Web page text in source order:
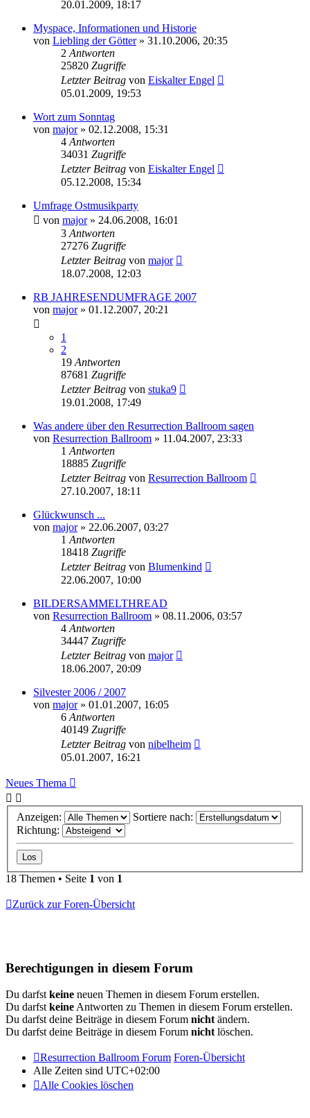
20.01.2009, 18:17
Myspace, Informationen und Historie
von Liebling der Götter» 31.10.2006, 20:35
2Antworten
25820 Zugriffe
Letzter Beitrag von Eiskalter Engel
05.01.2009, 19:53
Wort zum Sonntag
von major» 02.12.2008, 15:31
4Antworten
34031 Zugriffe
Letzter Beitrag von Eiskalter Engel
05.12.2008, 15:34
Umfrage Ostmusikparty
von major» 24.06.2008, 16:01
3Antworten
27276 Zugriffe
Letzter Beitrag von major
18.07.2008, 12:03
RB JAHRESENDUMFRAGE 2007
von major» 01.12.2007, 20:21
1
2
19Antworten
87681 Zugriffe
Letzter Beitrag von stuka9
19.01.2008, 17:49
Was andere über den Resurrection Ballroom sagen
von Resurrection Ballroom » 11.04.2007, 23:33
1Antworten
18885 Zugriffe
Letzter Beitrag von Resurrection Ballroom
27.10.2007, 18:11
Glückwunsch ...
von major» 22.06.2007, 03:27
1Antworten
18418 Zugriffe
Letzter Beitrag von Blumenkind
22.06.2007, 10:00
BILDERSAMMELTHREAD
von Resurrection Ballroom » 08.11.2006, 03:57
4Antworten
34447 Zugriffe
Letzter Beitrag von major
18.06.2007, 20:09
Silvester 2006 / 2007
von major» 01.01.2007, 16:05
6Antworten
40149 Zugriffe
Letzter Beitrag von nibelheim
05.01.2007, 16:21
Neues Thema
Anzeigen:
Sortiere nach:
Richtung:
18 Themen • Seite 1 von 1
Zurück zur Foren-Übersicht
Berechtigungen in diesem Forum
Du darfstkeine neuen Themen in diesem Forum erstellen.
Du darfstkeineAntworten zu Themen in diesem Forum erstellen.
Du darfst deine Beiträge in diesem Forum nichtändern.
Du darfst deine Beiträge in diesem Forum nichtlöschen.
Resurrection Ballroom Forum Foren-Übersicht
Alle Zeiten sind UTC+02:00
Alle Cookies löschen